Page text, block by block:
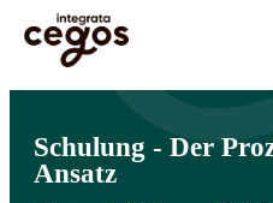
Skip to main content
Sie sind hier:Startseite
Professionelle
>Software Engineering & Testing
Schulung - Der
Ansatz